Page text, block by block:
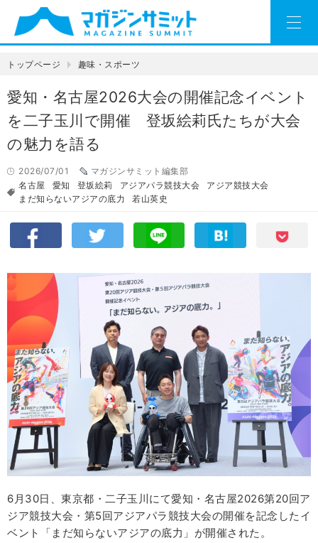
トップページ 趣味・スポーツ
愛知・名古屋2026大会の開催記念イベント
を二子玉川で開催 登坂絵莉氏たちが大会
の魅力を語る
2026/07/01
マガジンサミット編集部
名古屋
愛知 登坂絵莉 アジアパラ競技大会
アジア競技大会
まだ知らないアジアの底力
若山英史
6月30日、東京都・二子玉川にて愛知・名古屋2026第20回ア
ジア競技大会・第5回アジアパラ競技大会の開催を記念したイ
ベント「まだ知らないアジアの底力」が開催された。